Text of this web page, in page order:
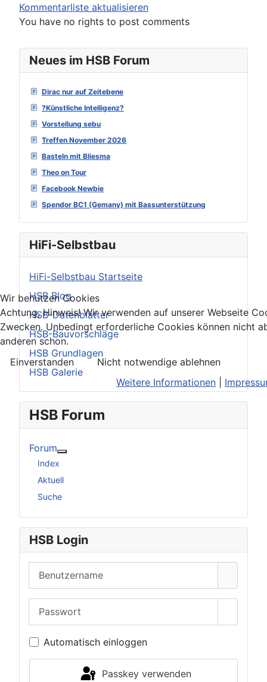
Neues im HSB Forum
Dirac nur auf Zeitebene
?Künstliche Intelligenz?
Vorstellung sebu
Treffen November 2026
Basteln mit Bliesma
Theo on Tour
Facebook Newbie
Spendor BC1 (Gemany) mit Bassunterstützung
HiFi-Selbstbau
HiFi-Selbstbau Startseite
HSB Blog
HSB-Datenblätter
HSB-Bauvorschläge
HSB Grundlagen
HSB Galerie
HSB Forum
Forum
Index
Aktuell
Suche
HSB Login
Automatisch einloggen
Passkey verwenden
Kommentarliste aktualisieren
You have no rights to post comments
Wir benutzen Cookies
Achtung, Hinweis! Wir verwenden auf unserer Webseite
Zwecken. Unbedingt erforderliche Cookies können nicht
anderen schon.
Einverstanden
Nicht notwendige ablehnen
Weitere Informationen